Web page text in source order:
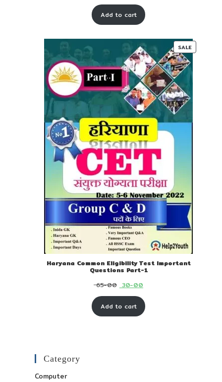
price
was:
00.
price
is:
00.
Add to cart
SALE
SALE
Haryana Common Eligibility Test Important
Questions Part-1
65-00 Original
price
was:
30-00Current
price
is:
Add to cart
Category
Computer